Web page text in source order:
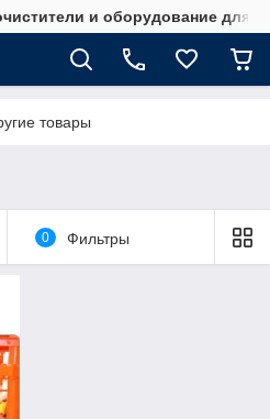
и оборудование для
товары
0 Фильтры